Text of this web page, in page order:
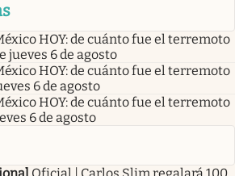
HOY: de cuánto fue el terremoto
jueves 6 de agosto
HOY: de cuánto fue el terremoto
6 de agosto
HOY: de cuánto fue el terremoto
6 de agosto